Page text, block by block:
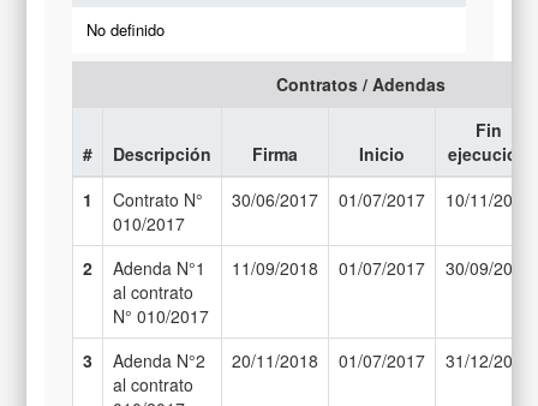
No definido
Contratos / Adendas
# Descripción Firma Inicio
Fin
ejecución
1
Contrato N°
010/2017
30/06/2017 01/07/2017 10/11/2017
2
Adenda N°1
al contrato
N° 010/2017
11/09/2018 01/07/2017 30/09/2018
3
Adenda N°2
al contrato
20/11/2018 01/07/2017 31/12/2018